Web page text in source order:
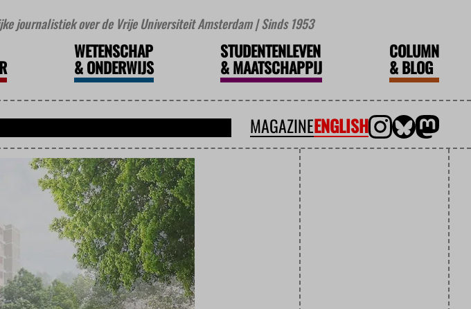
journalistiek over de Vrije Universiteit Amsterdam | Sinds 1953
WETENSCHAP
&ONDERWIJS
STUDENTENLEVEN
&MAATSCHAPPIJ
COLUMN
&BLOG
MAGAZINEENGLISH